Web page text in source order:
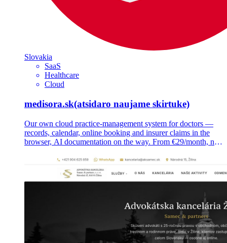
Slovakia
SaaS
Healthcare
Cloud
medisora.sk(atsidaro naujame skirtuke)
Our own cloud practice-management system for doctors —
records, calendar, online booking and insurer claims in the
browser, AI documentation on the way. From €29/month, no